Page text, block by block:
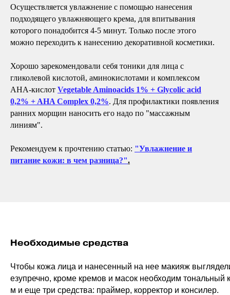
Осуществляется увлажнение с помощью нанесения
подходящего увлажняющего крема, для впитывания
которого понадобится 4-5 минут. Только после этого
можно переходить к нанесению декоративной косметики.
Хорошо зарекомендовали себя тоники для лица с
гликолевой кислотой, аминокислотами и комплексом
АНА-кислот Vegetable Aminoacids 1% + Glycolic acid
0,2% + AHA Complex 0,2%. Для профилактики появления
ранних морщин наносить его надо по "массажным
линиям".
Рекомендуем к прочтению статью: "Увлажнение и
питание кожи: в чем разница?".
Необходимые средства
Чтобы кожа лица и нанесенный на нее макияж
езупречно, кроме кремов и масок необходим тональный
м и еще три средства: праймер, корректор и консилер.